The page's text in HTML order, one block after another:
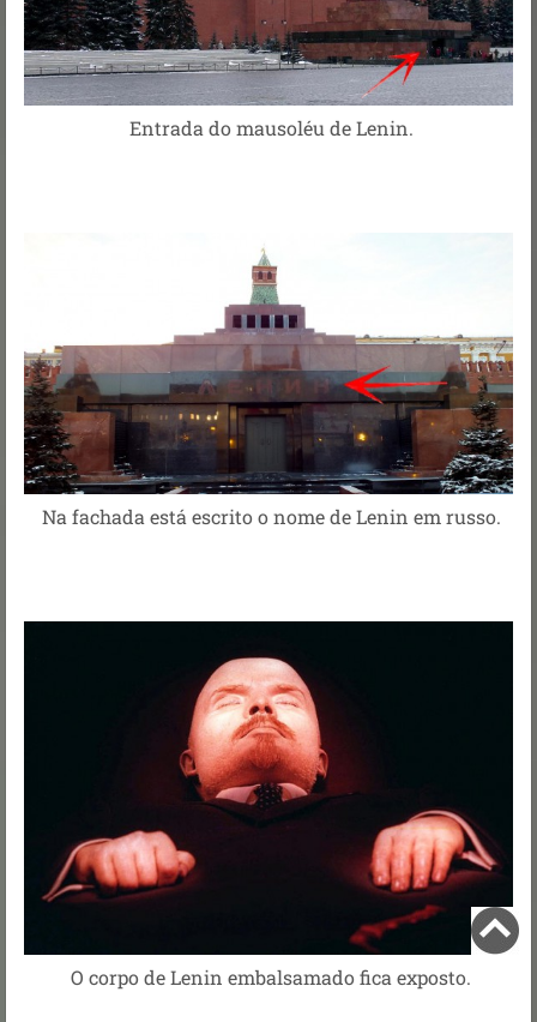
Entrada do mausoléu de Lenin.
Na fachada está escrito o nome de Lenin em russo.
O corpo de Lenin embalsamado fica exposto.